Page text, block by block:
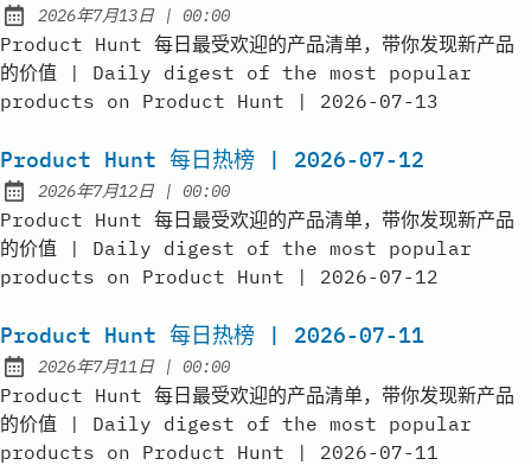
Published:
2026年7月13日| at
00:00
Product Hunt 每日最受欢迎的产品清单，带你发现新产品
的价值 | Daily digest of the most popular
products on Product Hunt | 2026-07-13
Product Hunt 每日热榜 | 2026-07-12
Published:
2026年7月12日| at
00:00
Product Hunt 每日最受欢迎的产品清单，带你发现新产品
的价值 | Daily digest of the most popular
products on Product Hunt | 2026-07-12
Product Hunt 每日热榜 | 2026-07-11
Published:
2026年7月11日| at
00:00
Product Hunt 每日最受欢迎的产品清单，带你发现新产品
的价值 | Daily digest of the most popular
products on Product Hunt | 2026-07-11